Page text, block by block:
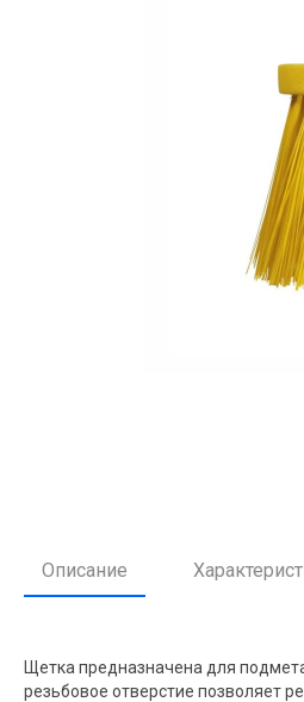
Описание
Щетка предназначена для
резьбовое отверстие позволяет